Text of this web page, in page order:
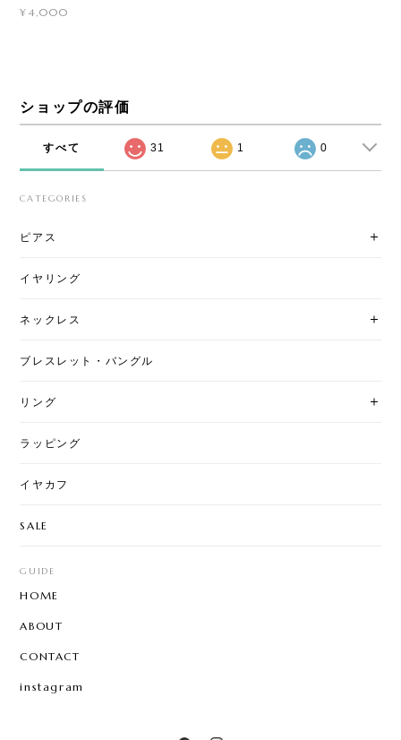
¥4,000
ショップの評価
すべて 31 1 0
CATEGORIES
ピアス
イヤリング
ネックレス
ブレスレット・バングル
リング
ラッピング
イヤカフ
SALE
GUIDE
HOME
ABOUT
CONTACT
instagram